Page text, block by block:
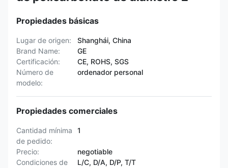
Propiedades básicas
Lugar de origen:
Shanghái, China
Brand Name:
GE
Certificación:
CE, ROHS, SGS
Número de
modelo:
ordenador personal
Propiedades comerciales
Cantidad mínima
de pedido:
1
Precio:
negotiable
Condiciones de
L/C, D/A, D/P, T/T